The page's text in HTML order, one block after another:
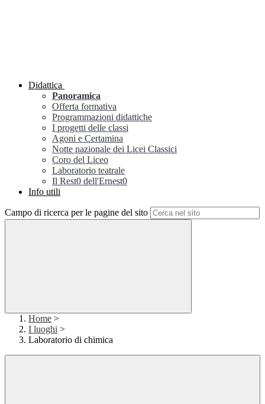
Didattica
Panoramica
Offerta formativa
Programmazioni didattiche
I progetti delle classi
Agoni e Certamina
Notte nazionale dei Licei Classici
Coro del Liceo
Laboratorio teatrale
Il Rest0 dell'Ernest0
Info utili
Campo di ricerca per le pagine del sito
Home >
I luoghi >
Laboratorio di chimica